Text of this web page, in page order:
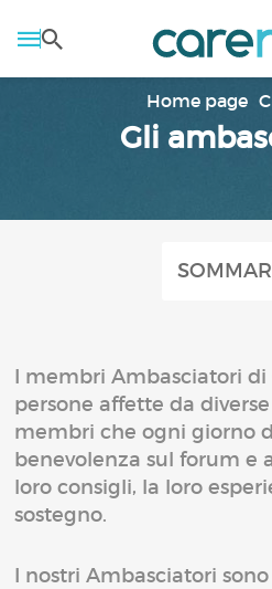
Home page
Gli
I membri Ambasciatori di
persone affette da
membri che ogni giorno
benevolenza sul forum e
loro consigli, la loro
sostegno.
I nostri Ambasciatori